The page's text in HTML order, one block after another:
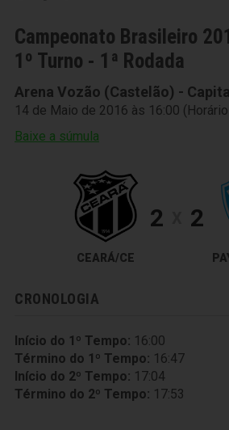
Campeonato Brasileiro
1º Turno - 1ª Rodada
Arena Vozão (Castelão) -
14 de Maio de 2016 às 16:00
Baixe a súmula
CEARÁ/CE
2 2
CRONOLOGIA
Início do 1º Tempo: 16:00
Término do 1º Tempo: 16:47
Início do 2º Tempo: 17:04
Término do 2º Tempo: 17:53